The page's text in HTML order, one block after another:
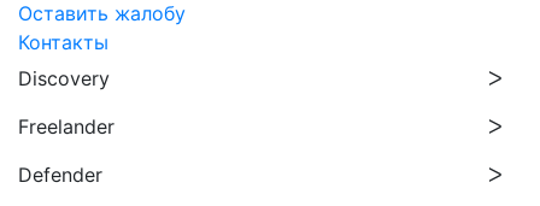
Оставить жалобу
Контакты
Discovery
Freelander
Defender